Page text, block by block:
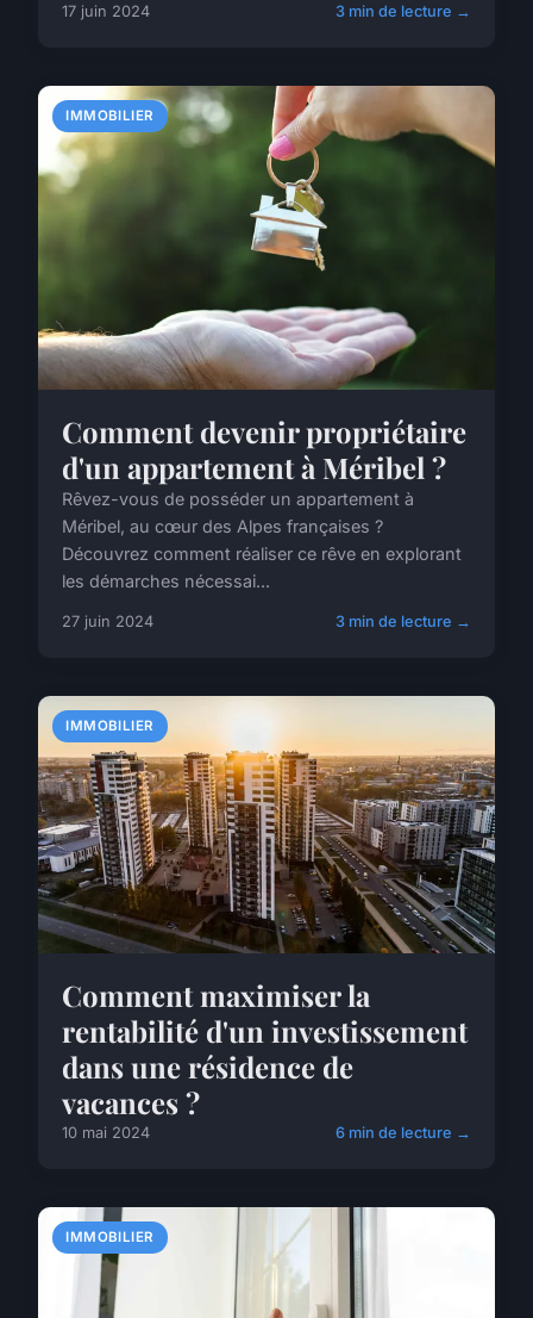
17 juin 2024 3 min de lecture →
IMMOBILIER
Comment devenir propriétaire
d'un appartement à Méribel ?
Rêvez-vous de posséder un appartement à
Méribel, au cœur des Alpes françaises ?
Découvrez comment réaliser ce rêve en explorant
les démarches nécessai...
27 juin 2024 3 min de lecture →
IMMOBILIER
Comment maximiser la
rentabilité d'un investissement
dans une résidence de
vacances ?
10 mai 2024 6 min de lecture →
IMMOBILIER